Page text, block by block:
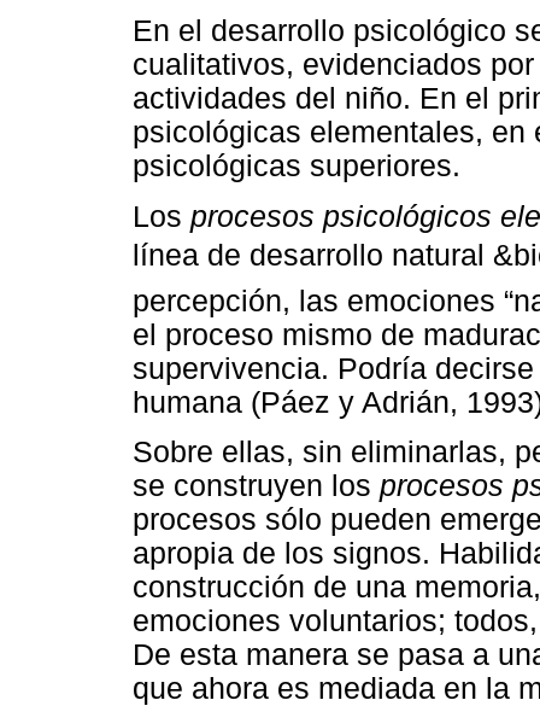
En el desarrollo psicológico
cualitativos, evidenciados
actividades del niño. En el
psicológicas elementales,
psicológicas superiores.
Los procesos psicológicos
línea de desarrollo natural
percepción, las emociones
el proceso mismo de
supervivencia. Podría
humana (Páez y Adrián,
Sobre ellas, sin eliminarlas,
se construyen los procesos
procesos sólo pueden
apropia de los signos.
construcción de una
emociones voluntarios;
De esta manera se pasa a
que ahora es mediada en la